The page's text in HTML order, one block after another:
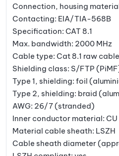
Connection, housing
Contacting: EIA/TIA-568B
Specification: CAT 8.1
Max. bandwidth: 2000 MHz
Cable type: Cat 8.1 raw cable
Shielding class: S/FTP
Type 1, shielding: foil
Type 2, shielding: braid
AWG: 26/7 (stranded)
Inner conductor material:
Material cable sheath: LSZH
Cable sheath diameter